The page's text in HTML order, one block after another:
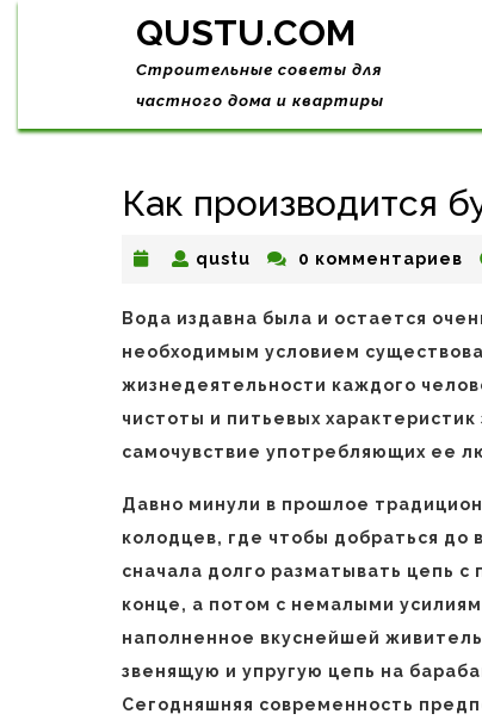
Skip
QUSTU.COM
Строительные советы для
частного дома и квартиры
Как производится
qustu qustu0 комментариев
Вода издавна была и остается
необходимым условием
жизнедеятельности каждого
чистоты и питьевых характеристик
самочувствие употребляющих ее
Давно минули в прошлое
колодцев, где чтобы добраться до
сначала долго разматывать цепь с
конце, а потом с немалыми
наполненное вкуснейшей
звенящую и упругую цепь на
Сегодняшняя современность